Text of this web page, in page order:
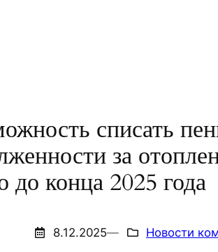
списать
за
до конца 2025 года
8.12.2025— Новости